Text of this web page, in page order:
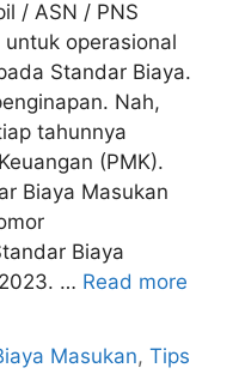
/ ASN / PNS
operasional
Standar Biaya.
Nah,
tahunnya
(PMK).
Biaya Masukan
Biaya
… Read more
Masukan,Tips